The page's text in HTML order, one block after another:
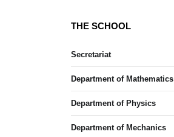
THE SCHOOL
Secretariat
Department of Mathematics
Department of Physics
Department of Mechanics